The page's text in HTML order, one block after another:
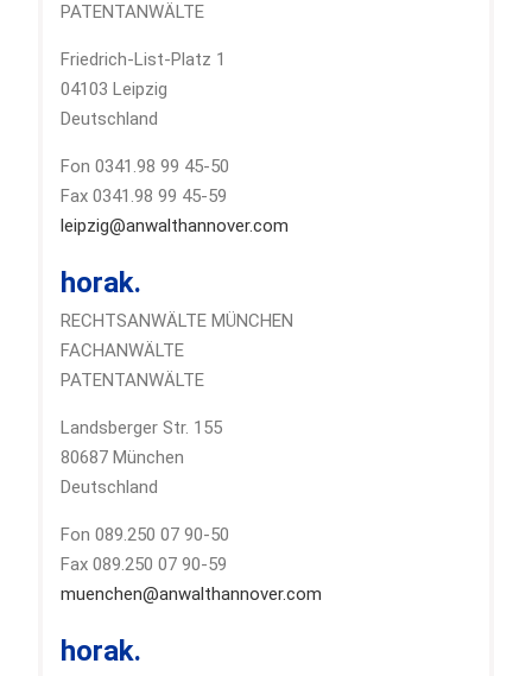
PATENTANWÄLTE
Friedrich-List-Platz 1
04103 Leipzig
Deutschland
Fon 0341.98 99 45-50
Fax 0341.98 99 45-59
leipzig@anwalthannover.com
horak.
RECHTSANWÄLTE MÜNCHEN
FACHANWÄLTE
PATENTANWÄLTE
Landsberger Str. 155
80687 München
Deutschland
Fon 089.250 07 90-50
Fax 089.250 07 90-59
muenchen@anwalthannover.com
horak.